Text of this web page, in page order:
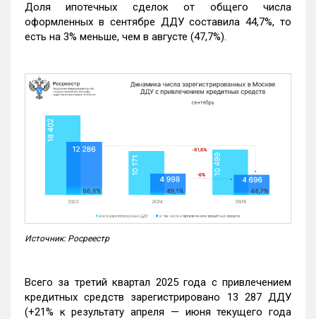
Доля ипотечных сделок от общего числа
оформленных в сентябре ДДУ составила 44,7%, то
есть на 3% меньше, чем в августе (47,7%).
Источник: Росреестр
Всего за третий квартал 2025 года с привлечением
кредитных средств зарегистрировано 13 287 ДДУ
(+21% к результату апреля — июня текущего года